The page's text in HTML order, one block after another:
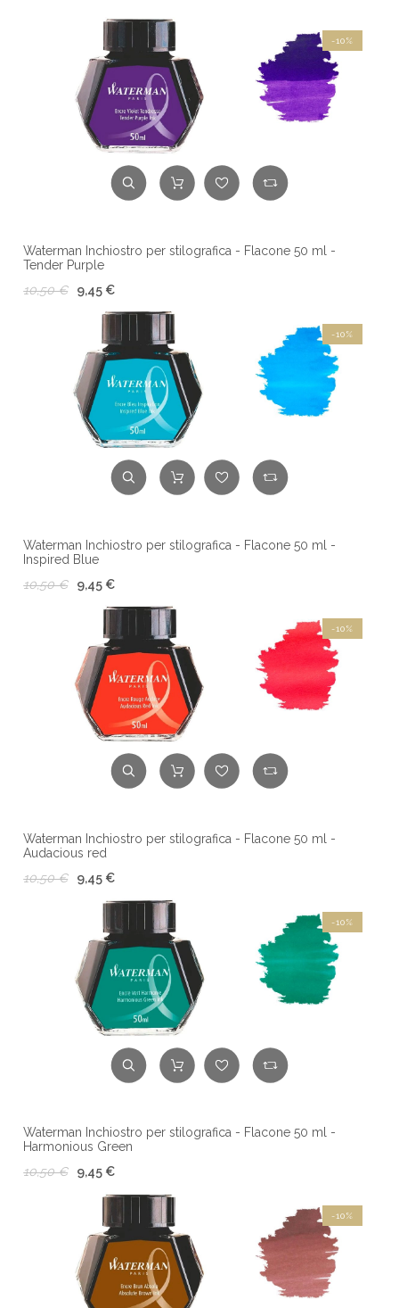
Waterman Inchiostro per stilografica - Flacone 50 ml -
Tender Purple
10,50 €
9,45 €
-10%
Waterman Inchiostro per stilografica - Flacone 50 ml -
Inspired Blue
10,50 €
9,45 €
-10%
Waterman Inchiostro per stilografica - Flacone 50 ml -
Audacious red
10,50 €
9,45 €
-10%
Waterman Inchiostro per stilografica - Flacone 50 ml -
Harmonious Green
10,50 €
9,45 €
-10%
-10%